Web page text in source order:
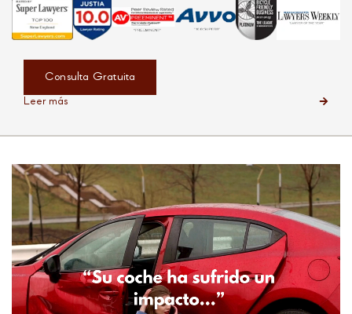
Consulta Gratuita
Leer más